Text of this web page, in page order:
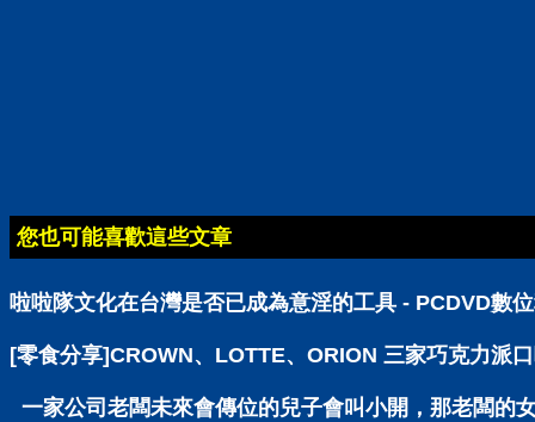
您也可能喜歡這些文章
啦啦隊文化在台灣是否已成為意淫的工具 - PCDVD數
[零食分享]CROWN、LOTTE、ORION 三家巧克力派
一家公司老闆未來會傳位的兒子會叫小開，那老闆的